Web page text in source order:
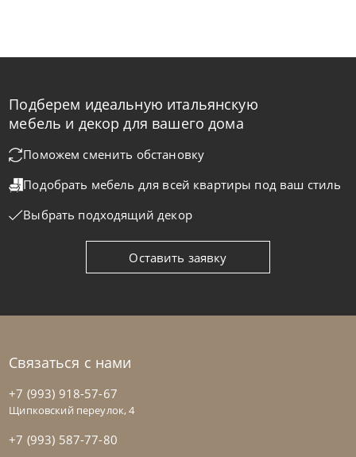
от
Rimar
На заказ 45-90 дн
Подберем идеальную итальянскую
мебель и декор для вашего дома
Поможем сменить обстановку
Подобрать мебель для всей квартиры под ваш стиль
Выбрать подходящий декор
Оставить заявку
Связаться с нами
+7 (993) 918-57-67
Щипковский переулок, 4
+7 (993) 587-77-80